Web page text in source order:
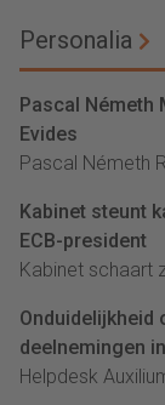
Personalia
Pascal Németh
Evides
Pascal Németh
Kabinet steunt
ECB-president
Kabinet schaart
Onduidelijkheid
deelnemingen
Helpdesk